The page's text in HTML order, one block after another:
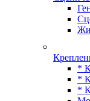
*
*
*